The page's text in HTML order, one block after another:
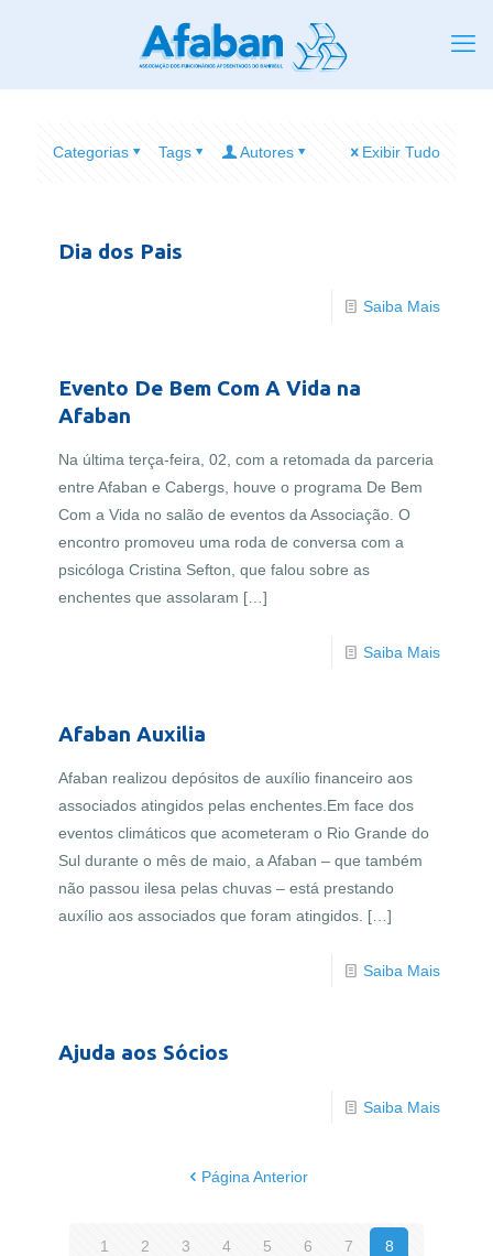
Categorias Tags Autores Exibir Tudo
Dia dos Pais
Saiba Mais
Evento De Bem Com A Vida na
Afaban
Na última terça-feira, 02, com a retomada da parceria
entre Afaban e Cabergs, houve o programa De Bem
Com a Vida no salão de eventos da Associação. O
encontro promoveu uma roda de conversa com a
psicóloga Cristina Sefton, que falou sobre as
enchentes que assolaram […]
Saiba Mais
Afaban Auxilia
Afaban realizou depósitos de auxílio financeiro aos
associados atingidos pelas enchentes.Em face dos
eventos climáticos que acometeram o Rio Grande do
Sul durante o mês de maio, a Afaban – que também
não passou ilesa pelas chuvas – está prestando
auxílio aos associados que foram atingidos. […]
Saiba Mais
Ajuda aos Sócios
Saiba Mais
Página Anterior
1 2 3 4 5 6 7 8